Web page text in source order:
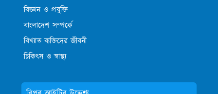
বিজ্ঞান ও প্রযুক্তি
বাংলাদেশ সম্পর্কে
বিখ্যাত ব্যক্তিদের জীবনী
চিকিৎস ও স্বাস্থ্য